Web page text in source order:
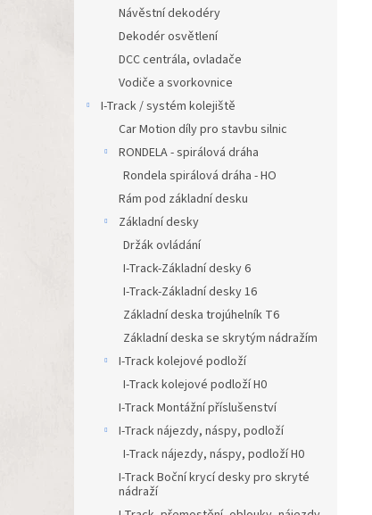
Návěstní dekodéry
Dekodér osvětlení
DCC centrála, ovladače
Vodiče a svorkovnice
I-Track / systém kolejiště
Car Motion díly pro stavbu silnic
RONDELA - spirálová dráha
Rondela spirálová dráha - HO
Rám pod základní desku
Základní desky
Držák ovládání
I-Track-Základní desky 6
I-Track-Základní desky 16
Základní deska trojúhelník T6
Základní deska se skrytým nádražím
I-Track kolejové podloží
I-Track kolejové podloží H0
I-Track Montážní příslušenství
I-Track nájezdy, náspy, podloží
I-Track nájezdy, náspy, podloží H0
I-Track Boční krycí desky pro skryté
nádraží